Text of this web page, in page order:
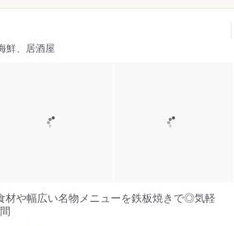
鮮、居酒屋
材や幅広い名物メニューを鉄板焼きで◎気軽